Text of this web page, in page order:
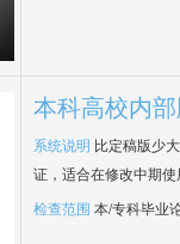
本科高校内
系统说明 比定稿版少
证，适合在修改中期
检查范围 本/专科毕业